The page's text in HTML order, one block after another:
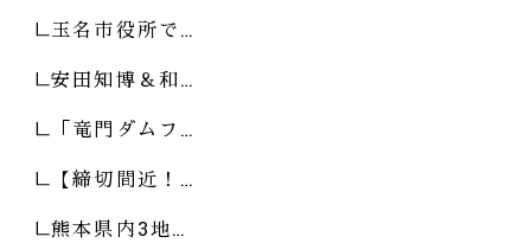
玉名市役所で…
安田知博＆和…
「竜門ダムフ…
【締切間近！…
熊本県内3地…